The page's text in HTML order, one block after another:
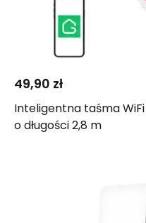
49,90 zł
Inteligentna taśma WiFi
o długości 2,8 m